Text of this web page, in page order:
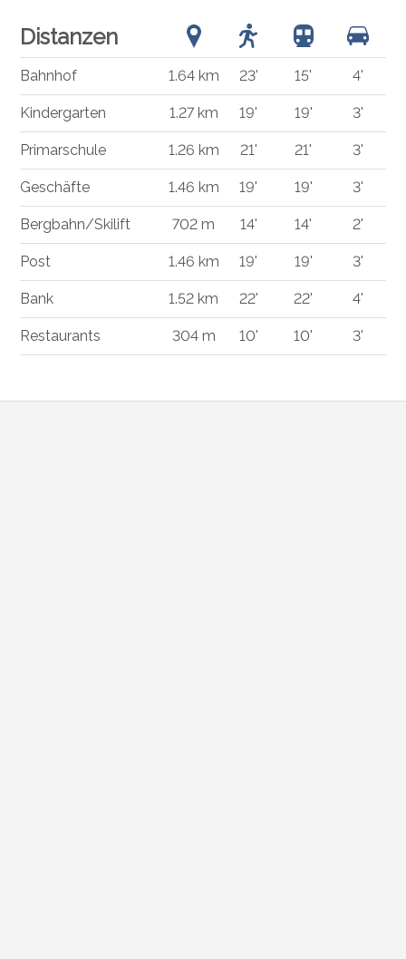
Distanzen
Bahnhof 1.64 km 23' 15' 4'
Kindergarten 1.27 km 19' 19' 3'
Primarschule 1.26 km 21' 21' 3'
Geschäfte 1.46 km 19' 19' 3'
Bergbahn/Skilift 702 m 14' 14' 2'
Post 1.46 km 19' 19' 3'
Bank 1.52 km 22' 22' 4'
Restaurants 304 m 10' 10' 3'